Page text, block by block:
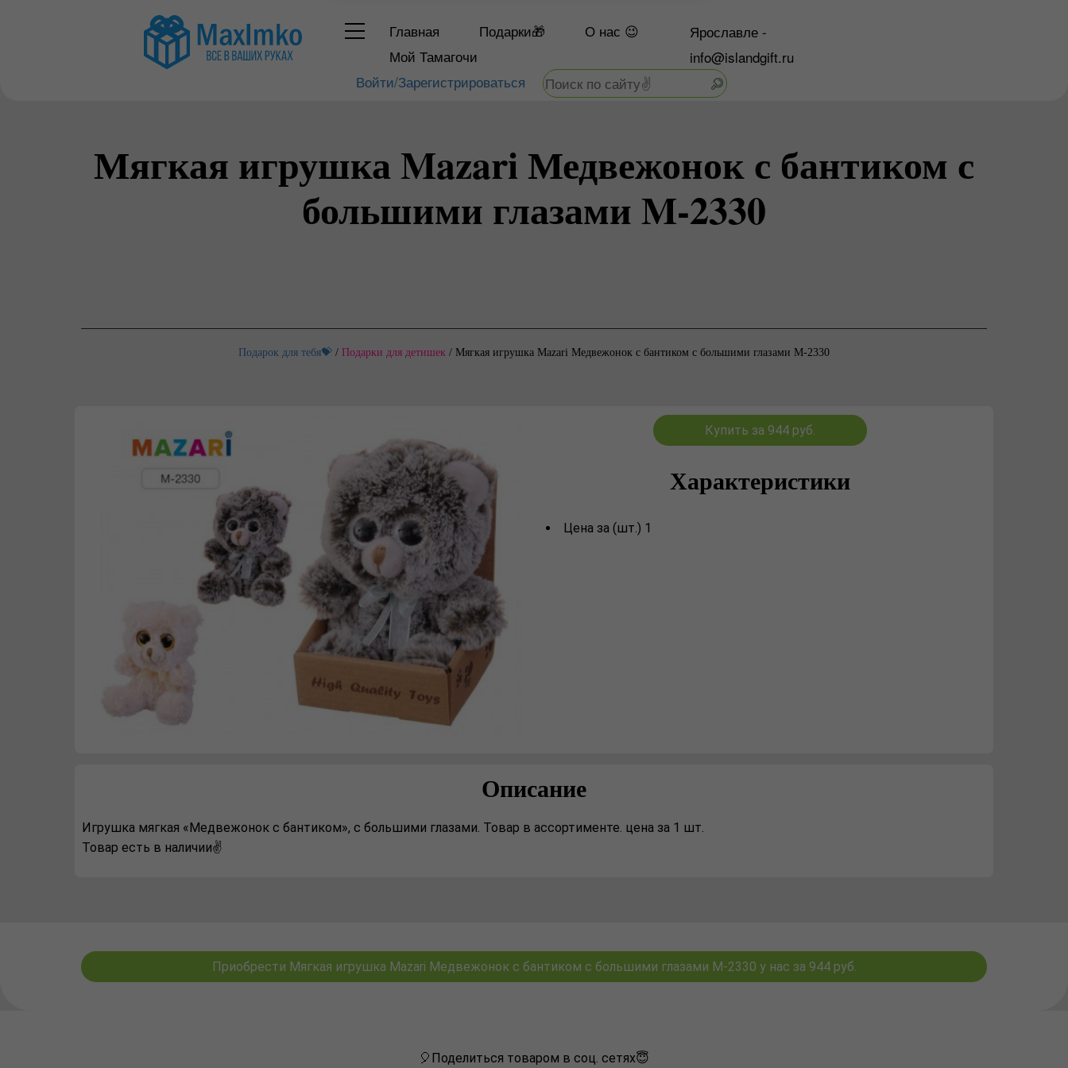
Главная Подарки🎁 О нас 😉
Мой Тамагочи
Ярославле -
info@islandgift.ru
Войти/Зарегистрироваться
Мягкая игрушка Mazari Медвежонок с бантиком с
большими глазами M-2330
Подарок для тебя💝 / Подарки для детишек / Мягкая игрушка Mazari Медвежонок с бантиком с большими глазами M-2330
Купить за 944 руб.
Характеристики
Цена за (шт.) 1
Описание
Игрушка мягкая «Медвежонок с бантиком», с большими глазами. Товар в ассортименте. цена за 1 шт.
Товар есть в наличии✌️
Приобрести Мягкая игрушка Mazari Медвежонок с бантиком с большими глазами M-2330 у нас за 944 руб.
🎈Поделиться товаром в соц. сетях😇